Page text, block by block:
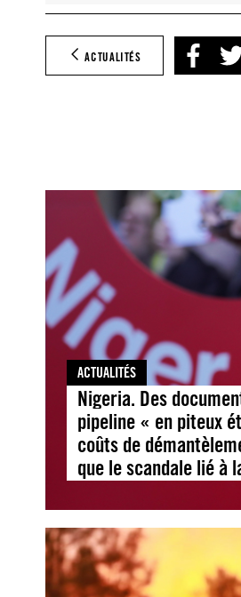
ACTUALITÉS
ACTUALITÉS
Nigeria. Des
pipeline « en piteux
coûts de
que le scandale lié à